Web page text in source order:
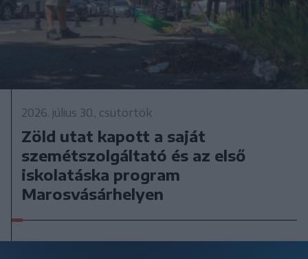
2026. július 30., csütörtök
Zöld utat kapott a saját
szemétszolgáltató és az első
iskolatáska program
Marosvásárhelyen